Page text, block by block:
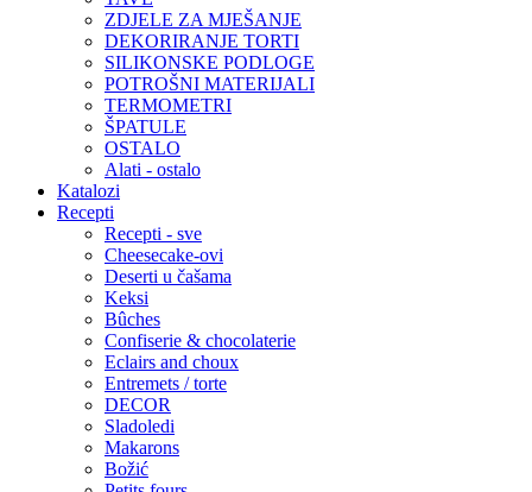
ZDJELE ZA MJEŠANJE
DEKORIRANJE TORTI
SILIKONSKE PODLOGE
POTROŠNI MATERIJALI
TERMOMETRI
ŠPATULE
OSTALO
Alati - ostalo
Katalozi
Recepti
Recepti - sve
Cheesecake-ovi
Deserti u čašama
Keksi
Bûches
Confiserie & chocolaterie
Eclairs and choux
Entremets / torte
DECOR
Sladoledi
Makarons
Božić